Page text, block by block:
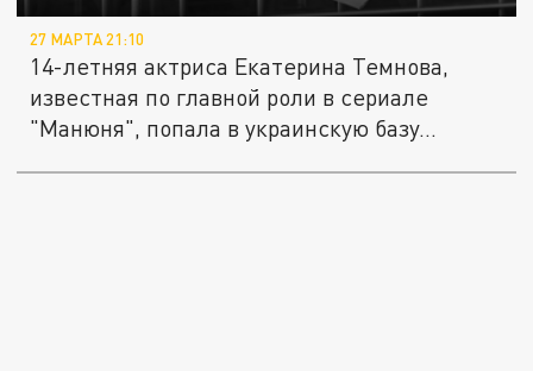
27 МАРТА 21:10
14-летняя актриса Екатерина Темнова,
известная по главной роли в сериале
"Манюня", попала в украинскую базу...